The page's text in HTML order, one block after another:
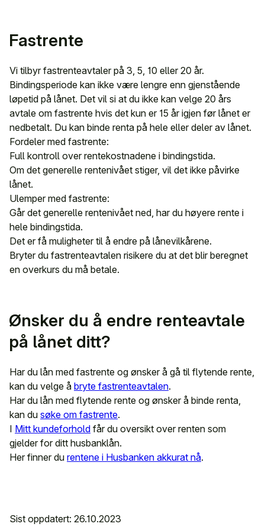
Fastrente
Vi tilbyr fastrenteavtaler på 3, 5, 10 eller 20 år.
Bindingsperiode kan ikke være lengre enn gjenstående
løpetid på lånet. Det vil si at du ikke kan velge 20 års
avtale om fastrente hvis det kun er 15 år igjen før lånet er
nedbetalt. Du kan binde renta på hele eller deler av lånet.
Fordeler med fastrente:
Full kontroll over rentekostnadene i bindingstida.
Om det generelle rentenivået stiger, vil det ikke påvirke
lånet.
Ulemper med fastrente:
Går det generelle rentenivået ned, har du høyere rente i
hele bindingstida.
Det er få muligheter til å endre på lånevilkårene.
Bryter du fastrenteavtalen risikere du at det blir beregnet
en overkurs du må betale.
Ønsker du å endre renteavtale
på lånet ditt?
Har du lån med fastrente og ønsker å gå til flytende rente,
kan du velge å bryte fastrenteavtalen.
Har du lån med flytende rente og ønsker å binde renta,
kan du søke om fastrente.
I Mitt kundeforhold får du oversikt over renten som
gjelder for ditt husbanklån.
Her finner du rentene i Husbanken akkurat nå.
Sist oppdatert: 26.10.2023